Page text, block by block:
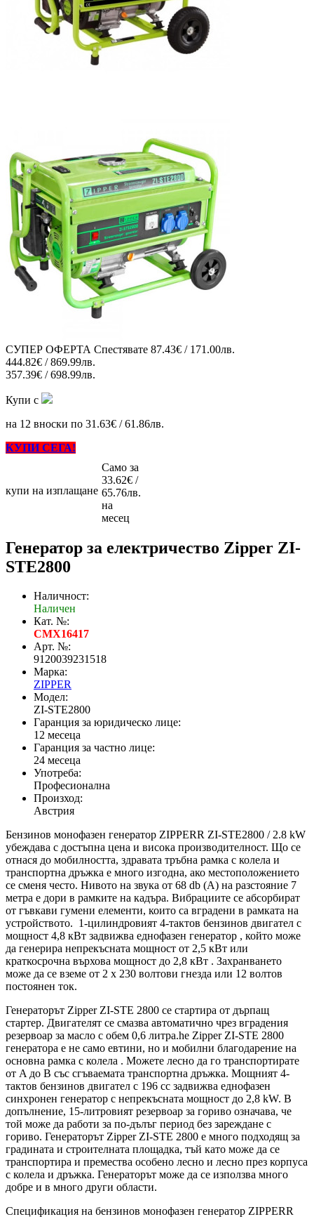
СУПЕР ОФЕРТА Спестявате 87.43€ / 171.00лв.
444.82€ / 869.99лв.
357.39€ / 698.99лв.
Купи с
на 12 вноски по 31.63€ / 61.86лв.
КУПИ СЕГА!
купи на изплащане
Само за
33.62€ /
65.76лв.
на
месец
Генератор за електричество Zipper ZI-
STE2800
Наличност:
Наличен
Кат. №:
CMX16417
Арт. №:
9120039231518
Марка:
ZIPPER
Модел:
ZI-STE2800
Гаранция за юридическо лице:
12 месеца
Гаранция за частно лице:
24 месеца
Употреба:
Професионална
Произход:
Австрия
Бензинов монофазен генератор ZIPPERR ZI-STE2800 / 2.8 kW
убеждава с достъпна цена и висока производителност. Що се
отнася до мобилността, здравата тръбна рамка с колела и
транспортна дръжка е много изгодна, ако местоположението
се сменя често. Нивото на звука от 68 db (A) на разстояние 7
метра е дори в рамките на кадъра. Вибрациите се абсорбират
от гъвкави гумени елементи, които са вградени в рамката на
устройството. 1-цилиндровият 4-тактов бензинов двигател с
мощност 4,8 кВт задвижва еднофазен генератор , който може
да генерира непрекъсната мощност от 2,5 кВт или
краткосрочна върхова мощност до 2,8 кВт . Захранването
може да се вземе от 2 х 230 волтови гнезда или 12 волтов
постоянен ток.
Генераторът Zipper ZI-STE 2800 се стартира от дърпащ
стартер. Двигателят се смазва автоматично чрез вградения
резервоар за масло с обем 0,6 литра.he Zipper ZI-STE 2800
генератора е не само евтини, но и мобилни благодарение на
основна рамка с колела . Можете лесно да го транспортирате
от A до B със сгъваемата транспортна дръжка. Мощният 4-
тактов бензинов двигател с 196 cc задвижва еднофазен
синхронен генератор с непрекъсната мощност до 2,8 kW. В
допълнение, 15-литровият резервоар за гориво означава, че
той може да работи за по-дълъг период без зареждане с
гориво. Генераторът Zipper ZI-STE 2800 е много подходящ за
градината и строителната площадка, тъй като може да се
транспортира и премества особено лесно и лесно през корпуса
с колела и дръжка. Генераторът може да се използва много
добре и в много други области.
Спецификация на бензинов монофазен генератор ZIPPERR